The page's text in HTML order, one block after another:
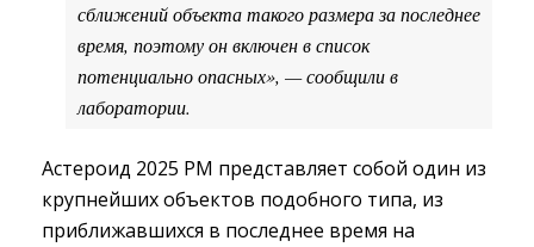
сближений объекта такого размера за последнее
время, поэтому он включен в список
потенциально опасных», — сообщили в
лаборатории.
Астероид 2025 РМ представляет собой один из
крупнейших объектов подобного типа, из
приближавшихся в последнее время на